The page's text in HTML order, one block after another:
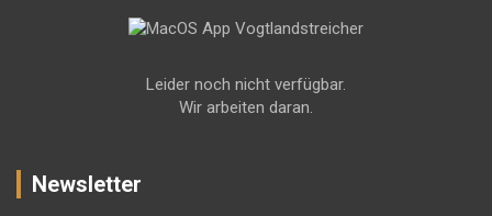
Leider noch nicht verfügbar.
Wir arbeiten daran.
Newsletter